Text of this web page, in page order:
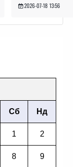
2026-07-18 13:56
Сб Нд
1 2
8 9